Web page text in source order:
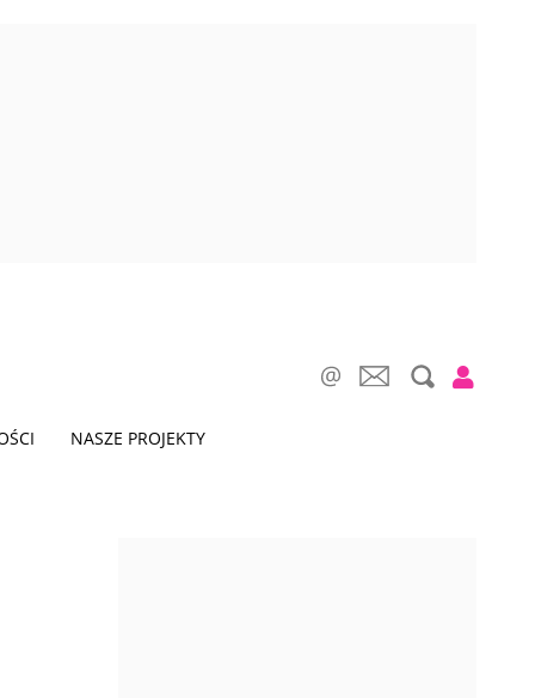
NASZE PROJEKTY